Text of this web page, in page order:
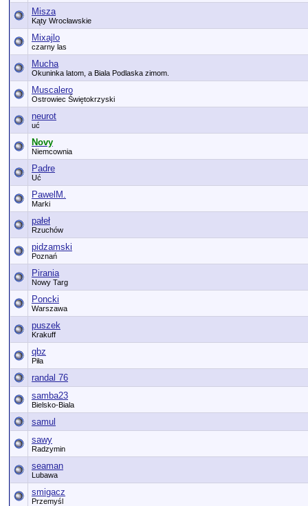
Misza
Kąty Wrocławskie
Mixajlo
czarny las
Mucha
Okuninka latom, a Biala Podlaska zimom.
Muscalero
Ostrowiec Świętokrzyski
neurot
uć
Novy
Niemcownia
Padre
Uć
PawelM.
Marki
pałeł
Rzuchów
pidzamski
Poznań
Pirania
Nowy Targ
Poncki
Warszawa
puszek
Krakuff
qbz
Piła
randal 76
samba23
Bielsko-Biala
samul
sawy
Radzymin
seaman
Lubawa
smigacz
Przemyśl